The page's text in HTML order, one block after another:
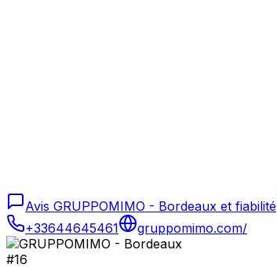
Avis GRUPPOMIMO - Bordeaux et fiabilité
+33644645461
gruppomimo.com/
#16